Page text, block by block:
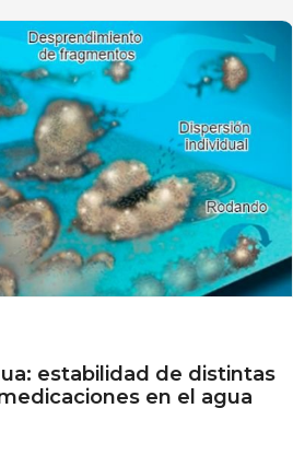
estabilidad de distintas
en el agua